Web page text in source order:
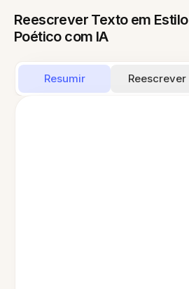
Reescrever Texto em Estilo
Poético com IA
Resumir Reescrever